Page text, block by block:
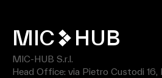
MIC HUB
MIC-HUB S.r.l.
Head Office: via Pietro Custodi 16,